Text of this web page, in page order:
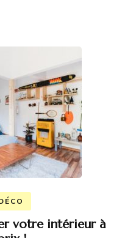
votre intérieur à